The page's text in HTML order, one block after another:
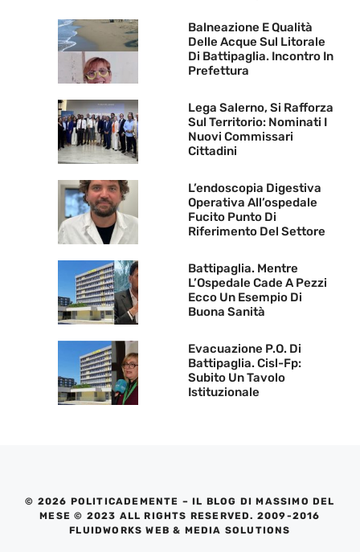
Balneazione E Qualità
Delle Acque Sul Litorale
Di Battipaglia. Incontro In
Prefettura
Lega Salerno, Si Rafforza
Sul Territorio: Nominati I
Nuovi Commissari
Cittadini
L’endoscopia Digestiva
Operativa All’ospedale
Fucito Punto Di
Riferimento Del Settore
Battipaglia. Mentre
L’Ospedale Cade A Pezzi
Ecco Un Esempio Di
Buona Sanità
Evacuazione P.O. Di
Battipaglia. Cisl-Fp:
Subito Un Tavolo
Istituzionale
© 2026 POLITICADEMENTE – IL BLOG DI MASSIMO DEL
MESE © 2023 ALL RIGHTS RESERVED. 2009-2016
FLUIDWORKS WEB & MEDIA SOLUTIONS